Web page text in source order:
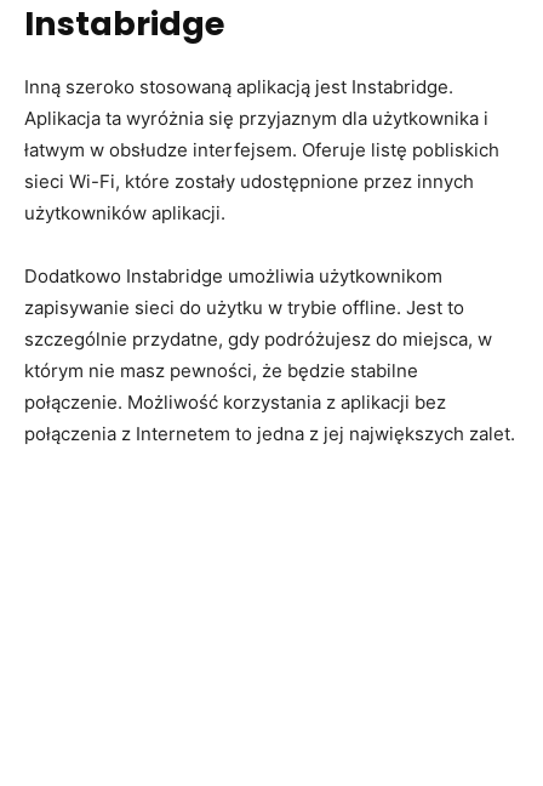
Instabridge
Inną szeroko stosowaną aplikacją jest Instabridge.
Aplikacja ta wyróżnia się przyjaznym dla użytkownika i
łatwym w obsłudze interfejsem. Oferuje listę pobliskich
sieci Wi-Fi, które zostały udostępnione przez innych
użytkowników aplikacji.
Dodatkowo Instabridge umożliwia użytkownikom
zapisywanie sieci do użytku w trybie offline. Jest to
szczególnie przydatne, gdy podróżujesz do miejsca, w
którym nie masz pewności, że będzie stabilne
połączenie. Możliwość korzystania z aplikacji bez
połączenia z Internetem to jedna z jej największych zalet.